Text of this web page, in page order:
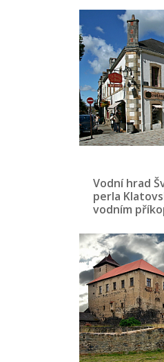
Vodní hrad
perla
vodním